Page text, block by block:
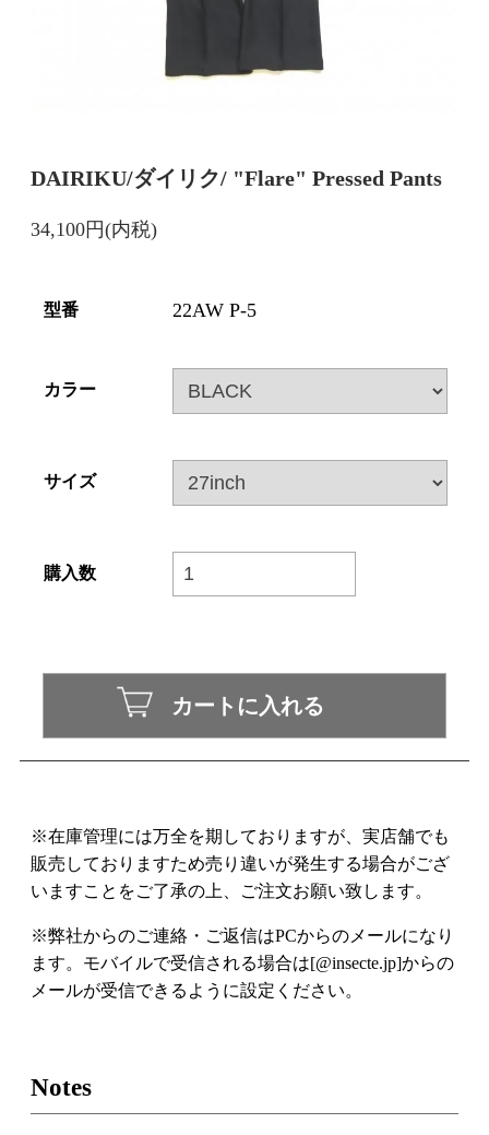
DAIRIKU/ダイリク/ "Flare" Pressed Pants
34,100円(内税)
型番 22AW P-5
カラー
サイズ
購入数
※在庫管理には万全を期しておりますが、実店舗でも
販売しておりますため売り違いが発生する場合がござ
いますことをご了承の上、ご注文お願い致します。
※弊社からのご連絡・ご返信はPCからのメールになり
ます。モバイルで受信される場合は[@insecte.jp]からの
メールが受信できるように設定ください。
Notes